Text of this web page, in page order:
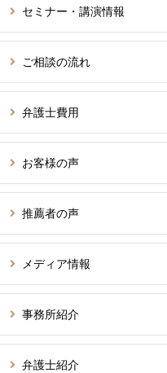
セミナー・講演情報
ご相談の流れ
弁護士費用
お客様の声
推薦者の声
メディア情報
事務所紹介
弁護士紹介